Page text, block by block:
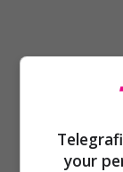
your